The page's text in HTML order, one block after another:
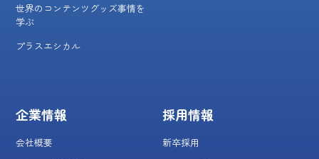
世界のコンテンツグッズ事情を
学ぶ
プラスエシカル
企業情報
会社概要
採用情報
新卒採用